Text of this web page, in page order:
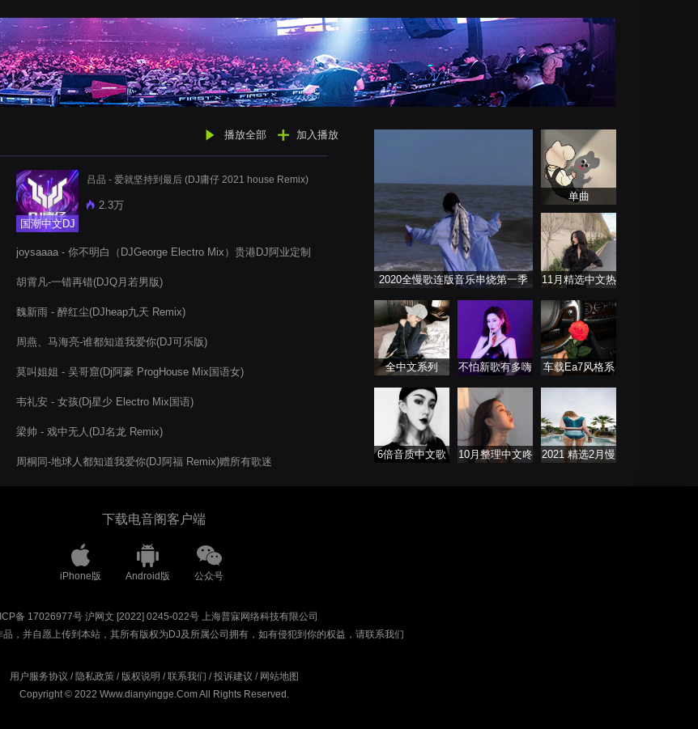
播放全部 加入播放
国潮中文DJ
吕品 - 爱就坚持到最后 (DJ庸仔 2021 house Remix)
2.3万
joysaaaa - 你不明白（DJGeorge Electro Mix）贵港DJ阿业定制
胡霄凡-一错再错(DJQ月若男版)
魏新雨 - 醉红尘(DJheap九天 Remix)
周燕、马海亮-谁都知道我爱你(DJ可乐版)
莫叫姐姐 - 吴哥窟(Dj阿豪 ProgHouse Mix国语女)
韦礼安 - 女孩(Dj星少 Electro Mix国语)
梁帅 - 戏中无人(DJ名龙 Remix)
周桐同-地球人都知道我爱你(DJ阿福 Remix)赠所有歌迷
2020全慢歌连版音乐串烧第一季
单曲
11月精选中文热
全中文系列
不怕新歌有多嗨
车载Ea7风格系
6倍音质中文歌
10月整理中文咚
2021 精选2月慢
下载电音阁客户端
iPhone版 Android版 公众号
备 17026977号 沪网文 [2022] 0245-022号 上海普寐网络科技有限公司
，并自愿上传到本站，其所有版权为DJ及所属公司拥有，如有侵犯到你的权益，请联系我们
用户服务协议 / 隐私政策/ 版权说明 /联系我们 /投诉建议 / 网站地图
Copyright © 2022 Www.dianyingge.Com All Rights Reserved.